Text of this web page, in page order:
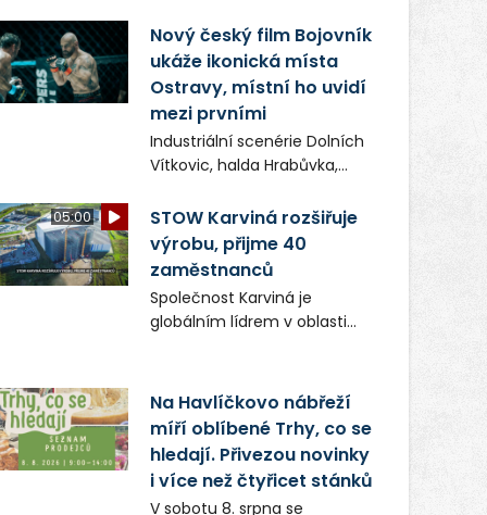
(ČIŽP) čtyři roky vedeno
vykonstruované řízení, při
realizaci OVS na heřmanické
haldě postupovala v souladu
se zákonem a zadáním
státního podniku DIAMO a v
této souvislosti nelze hovořit
počátku označovala řízení
ČIŽP za nezákonné a
domáhala se práva na
spravedlivý správní proces.
Nový český film Bojovník
ukáže ikonická místa
Ostravy, místní ho uvidí
mezi prvními
Industriální scenérie Dolních
Vítkovic, halda Hrabůvka,
ikonická místa Ostravy se
objeví v novém filmu
Bojovník, který vstoupí do kin
Frič a Tomáš Dianiška si
moravskoslezskou metropoli
přirozenou součástí příběhu
bývalého boxerského
šampiona Hoffa (Milan
Ondrík), jenž se po letech
vrací do světa vrcholových
05:00
STOW Karviná rozšiřuje
výrobu, přijme 40
zaměstnanců
Společnost Karviná je
globálním lídrem v oblasti
zaměstnavatelem na
Karvinsku a firmou s
obrovským potenciálem.
Na Havlíčkovo nábřeží
míří oblíbené Trhy, co se
hledají. Přivezou novinky
i více než čtyřicet stánků
V sobotu 8. srpna se